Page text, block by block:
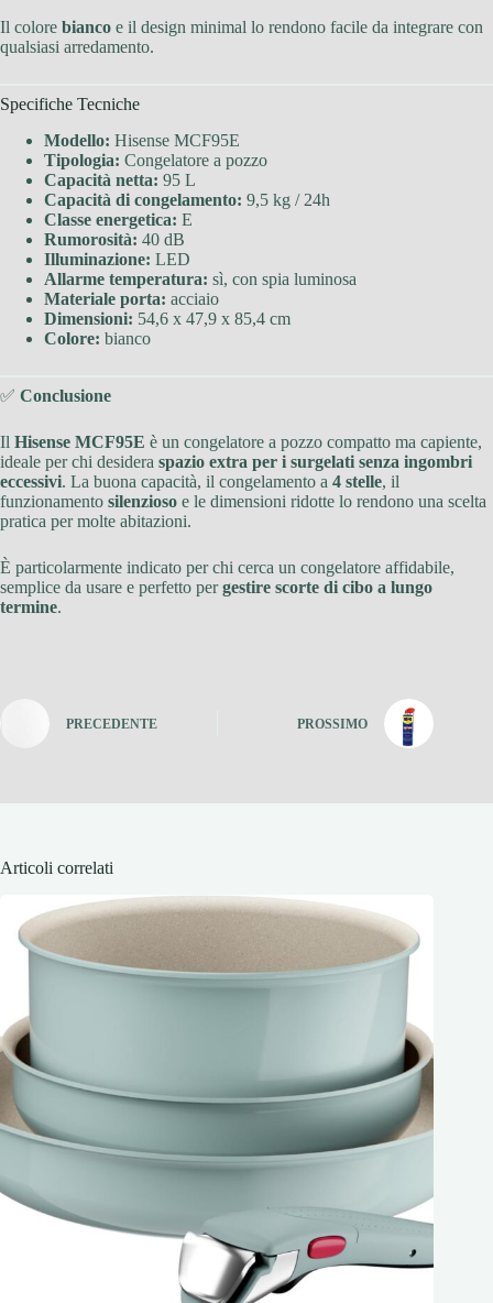
Il colore bianco e il design minimal lo rendono facile da integrare con
qualsiasi arredamento.
Specifiche Tecniche
Modello: Hisense MCF95E
Tipologia: Congelatore a pozzo
Capacità netta: 95 L
Capacità di congelamento: 9,5 kg / 24h
Classe energetica: E
Rumorosità: 40 dB
Illuminazione: LED
Allarme temperatura: sì, con spia luminosa
Materiale porta: acciaio
Dimensioni: 54,6 x 47,9 x 85,4 cm
Colore: bianco
✅ Conclusione
Il Hisense MCF95E è un congelatore a pozzo compatto ma capiente,
ideale per chi desidera spazio extra per i surgelati senza ingombri
eccessivi. La buona capacità, il congelamento a 4 stelle, il
funzionamento silenzioso e le dimensioni ridotte lo rendono una scelta
pratica per molte abitazioni.
È particolarmente indicato per chi cerca un congelatore affidabile,
semplice da usare e perfetto pergestire scorte di cibo a lungo
termine.
PRECEDENTE PROSSIMO
Articoli correlati